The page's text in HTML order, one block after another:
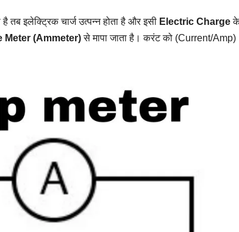
इलेक्ट्रिक चार्ज उत्पन्न होता है और इसी Electric Charge
Meter (Ammeter)से मापा जाता है। करंट को (Current/Amp)